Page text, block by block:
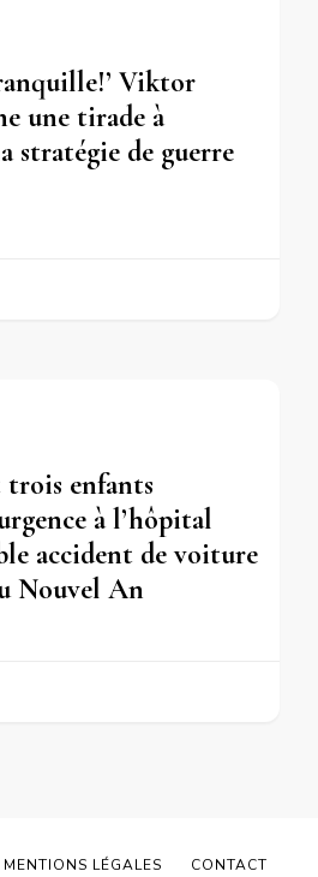
Viktor
une tirade à
stratégie de guerre
enfants
à l’hôpital
accident de voiture
Nouvel An
MENTIONS LÉGALES CONTACT